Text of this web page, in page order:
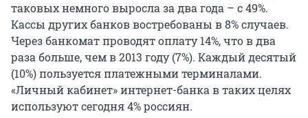
таковых немного выросла за два года – с 49%.
Кассы других банков востребованы в 8% случаев.
Через банкомат проводят оплату 14%, что в два
раза больше, чем в 2013 году (7%). Каждый десятый
(10%) пользуется платежными терминалами.
«Личный кабинет» интернет-банка в таких целях
используют сегодня 4% россиян.